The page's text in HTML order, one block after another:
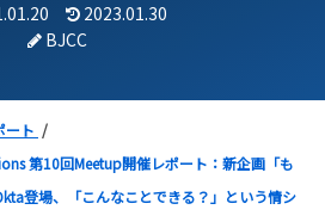
2023.01.30
BJCC
ト
第10回Meetup開催レポート：新企画「も
登場、「こんなことできる？」という情シ